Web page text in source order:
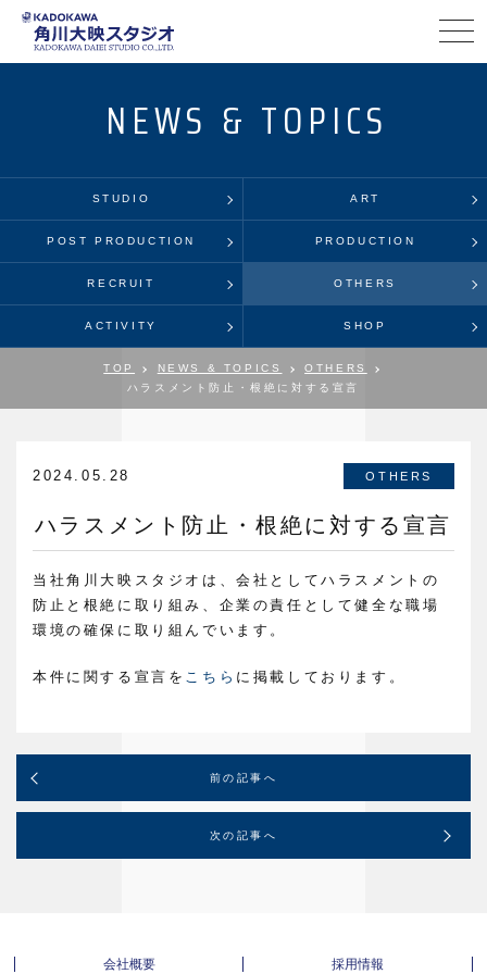
NEWS & TOPICS
STUDIO ART
POST PRODUCTION PRODUCTION
RECRUIT OTHERS
ACTIVITY SHOP
TOP NEWS & TOPICS
OTHERS
ハラスメント防止・根絶に対する宣言
2024.05.28 OTHERS
ハラスメント防止・根絶に対する宣言
当社角川大映スタジオは、会社としてハラスメントの
防止と根絶に取り組み、企業の責任として健全な職場
環境の確保に取り組んでいます。
本件に関する宣言を こちら に掲載しております。
前の記事へ
次の記事へ
会社概要 採用情報